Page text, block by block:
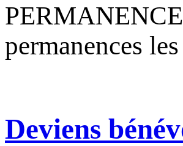
permanences
Deviens